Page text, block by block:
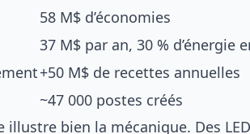
58 M$ d’économies
37 M$ par an, 30 % d’énergie
+50 M$ de recettes annuelles
~47 000 postes créés
illustre bien la mécanique. Des